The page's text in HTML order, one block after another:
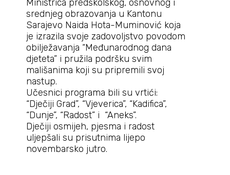
Ministrica predškolskog, osnovnog i
srednjeg obrazovanja u Kantonu
Sarajevo Naida Hota-Muminović koja
je izrazila svoje zadovoljstvo povodom
obilježavanja “Međunarodnog dana
djeteta” i pružila podršku svim
mališanima koji su pripremili svoj
nastup.
Učesnici programa bili su vrtići:
“Dječiji Grad”, “Vjeverica”, “Kadifica”,
“Dunje”, “Radost” i “Aneks”.
Dječiji osmijeh, pjesma i radost
uljepšali su prisutnima lijepo
novembarsko jutro.